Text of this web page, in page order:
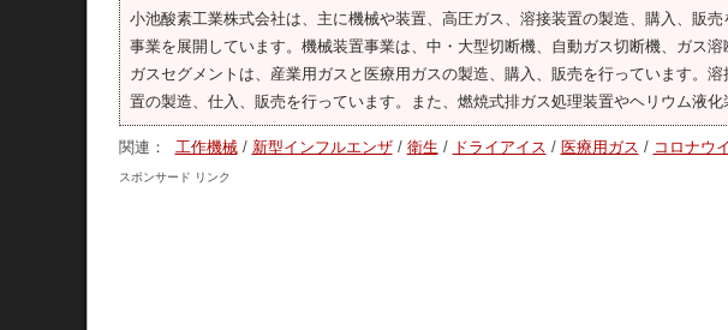
小池酸素工業株式会社は、主に機械や装置、高圧ガス、溶接装置の製造、購入、販
事業を展開しています。機械装置事業は、中・大型切断機、自動ガス切断機、ガス
ガスセグメントは、産業用ガスと医療用ガスの製造、購入、販売を行っています。
置の製造、仕入、販売を行っています。また、燃焼式排ガス処理装置やヘリウム液化
関連： 工作機械 / 新型インフルエンザ / 衛生 / ドライアイス / 医療用ガス / コロナウ
スポンサード リンク